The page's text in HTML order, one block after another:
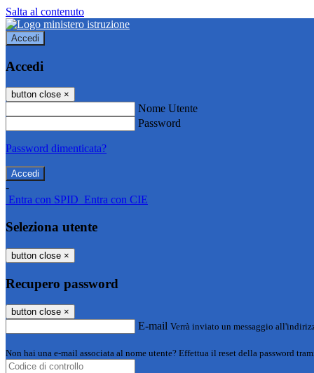
Salta al contenuto
Accedi
Accedi
button close ×
Nome Utente
Password
Password dimenticata?
-
Entra con SPID Entra con CIE
Seleziona utente
button close ×
Recupero password
button close ×
E-mail Verrà inviato un messaggio
Non hai una e-mail associata al nome utente? Effettua il reset della password